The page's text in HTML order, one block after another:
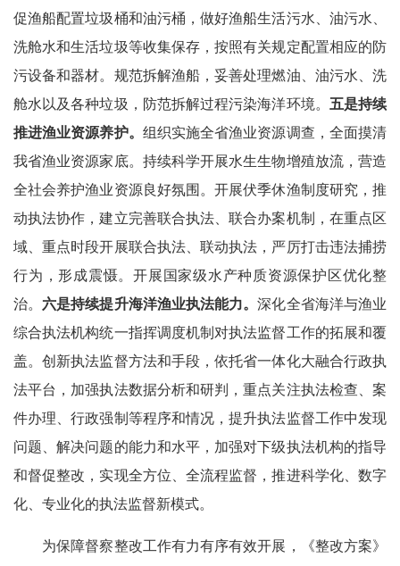
促渔船配置垃圾桶和油污桶，做好渔船生活污水、油污水、
洗舱水和生活垃圾等收集保存，按照有关规定配置相应的防
污设备和器材。规范拆解渔船，妥善处理燃油、油污水、洗
舱水以及各种垃圾，防范拆解过程污染海洋环境。 五是持续
推进渔业资源养护。 组织实施全省渔业资源调查，全面摸清
我省渔业资源家底。持续科学开展水生生物增殖放流，营造
全社会养护渔业资源良好氛围。开展伏季休渔制度研究，推
动执法协作，建立完善联合执法、联合办案机制，在重点区
域、重点时段开展联合执法、联动执法，严厉打击违法捕捞
行为，形成震慑。开展国家级水产种质资源保护区优化整
治。六是持续提升海洋渔业执法能力。深化全省海洋与渔业
综合执法机构统一指挥调度机制对执法监督工作的拓展和覆
盖。创新执法监督方法和手段，依托省一体化大融合行政执
法平台，加强执法数据分析和研判，重点关注执法检查、案
件办理、行政强制等程序和情况，提升执法监督工作中发现
问题、解决问题的能力和水平，加强对下级执法机构的指导
和督促整改，实现全方位、全流程监督，推进科学化、数字
化、专业化的执法监督新模式。
为保障督察整改工作有力有序有效开展，《整改方案》